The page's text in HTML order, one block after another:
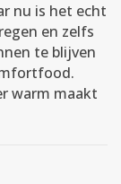
nu is het echt
en zelfs
te blijven
warm maakt